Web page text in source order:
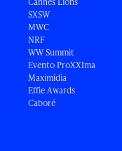
SXSW
MWC
NRF
WW Summit
Evento ProXXIma
Maximídia
Effie Awards
Caboré